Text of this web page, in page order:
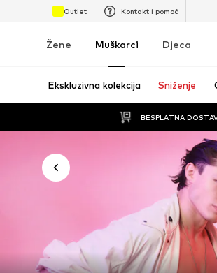
Outlet Kontakt i pomoć
Žene Muškarci Djeca
Ekskluzivna kolekcija Sniženje
BESPLATNA